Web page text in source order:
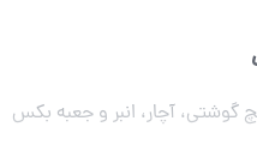
گوشتی، آچار، انبر و جعبه بکس